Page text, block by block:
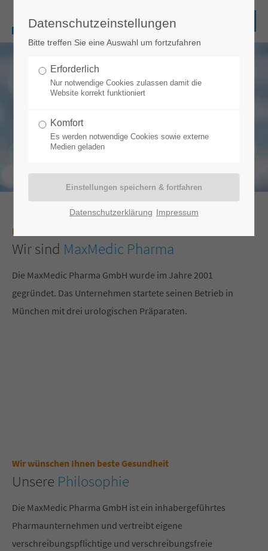
Alle Informationen über MaxMedic
Lernen Sie uns kennen
Wir sind MaxMedic Pharma
Die MaxMedic Pharma GmbH wurde im Jahre 2001
gegründet. Das Unternehmen startete seinen Betrieb in
München mit drei urologischen Präparaten.
Wir wünschen Ihnen beste Gesundheit
Unsere Philosophie
Die MaxMedic Pharma GmbH ist ein inhabergeführtes
Pharmaunternehmen und vertreibt eigene
verschreibungspflichtige und verschreibungsfreie
Datenschutzeinstellungen
Bitte treffen Sie eine Auswahl um fortzufahren
Erforderlich
Nur notwendige Cookies zulassen damit die
Website korrekt funktioniert
Komfort
Es werden notwendige Cookies sowie externe
Medien geladen
Datenschutzerklärung Impressum